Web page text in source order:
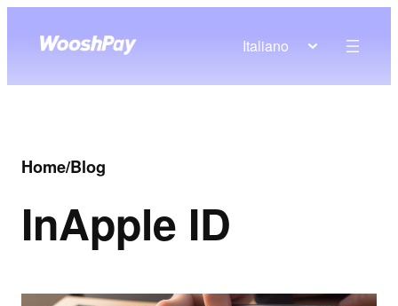
Italiano
Home/Blog
InApple ID